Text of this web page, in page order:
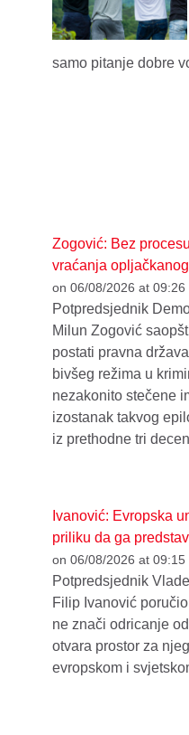
samo pitanje dobre
Zogović: Bez
vraćanja
on 06/08/2026 at 09:26
Potpredsjednik
Milun Zogović
postati pravna
bivšeg režima u
nezakonito stečene
izostanak takvog
iz prethodne tri
Ivanović: Evropska
priliku da ga
on 06/08/2026 at 09:15
Potpredsjednik
Filip Ivanović
ne znači odricanje
otvara prostor za
evropskom i